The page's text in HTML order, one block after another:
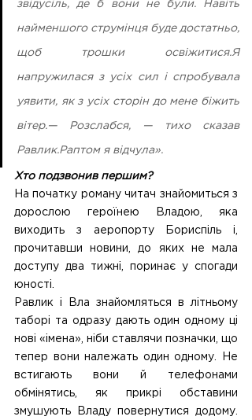
звідусіль, де б вони не були. Навіть
найменшого струмінця буде достатньо,
щоб трошки освіжитися.Я
напружилася з усіх сил і спробувала
уявити, як з усіх сторін до мене біжить
вітер.— Розслабся, — тихо сказав
Равлик.Раптом я відчула».
Хто подзвонив першим?
На початку роману читач знайомиться з
дорослою героїнею Владою, яка
виходить з аеропорту Бориспіль і,
прочитавши новини, до яких не мала
доступу два тижні, поринає у спогади
юності.
Равлик і Вла знайомляться в літньому
таборі та одразу дають один одному ці
нові «імена», ніби ставлячи позначки, що
тепер вони належать один одному. Не
встигають вони й телефонами
обмінятись, як прикрі обставини
змушують Владу повернутися додому.